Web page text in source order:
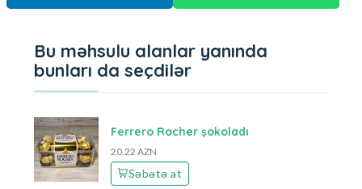
Bu məhsulu alanlar yanında
bunları da seçdilər
Ferrero Rocher şokoladı
20.22 AZN
Səbətə at